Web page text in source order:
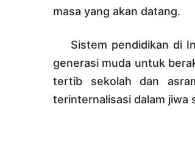
masa yang akan datang.
Sistem pendidikan di
generasi muda untuk
tertib sekolah dan
terinternalisasi dalam jiwa